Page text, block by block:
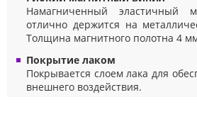
Намагниченный эластичный
отлично держится на
Толщина магнитного полотна 4
Покрытие лаком
Покрывается слоем лака для
внешнего воздействия.